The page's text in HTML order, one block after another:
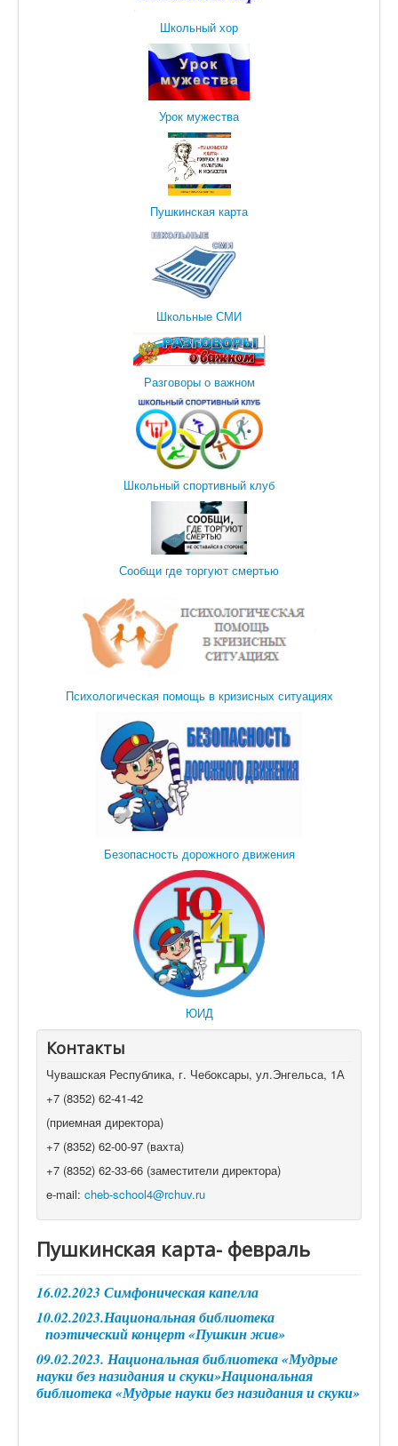
Школьный хор
Урок мужества
Пушкинская карта
Школьные СМИ
Разговоры о важном
Школьный спортивный клуб
Сообщи где торгуют смертью
Психологическая помощь в кризисных ситуациях
Безопасность дорожного движения
ЮИД
Контакты
Чувашская Республика, г. Чебоксары, ул.Энгельса, 1А
+7 (8352) 62-41-42
(приемная директора)
+7 (8352) 62-00-97 (вахта)
+7 (8352) 62-33-66 (заместители директора)
e-mail: cheb-school4@rchuv.ru
Пушкинская карта- февраль
16.02.2023 Симфоническая капелла
10.02.2023.Национальная библиотека
поэтический концерт «Пушкин жив»
09.02.2023. Национальная библиотека «Мудрые
науки без назидания и скуки»Национальная
библиотека «Мудрые науки без назидания и скуки»